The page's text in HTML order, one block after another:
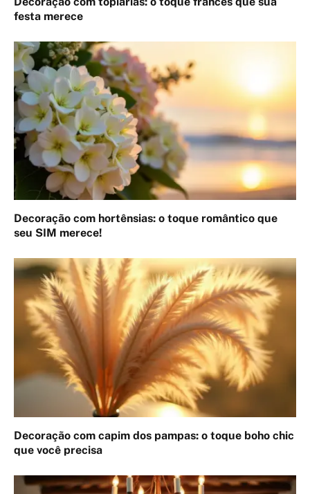
festa merece
Decoração com hortênsias: o toque romântico que
seu SIM merece!
Decoração com capim dos pampas: o toque boho chic
que você precisa